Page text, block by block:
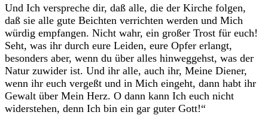
Und Ich verspreche dir, daß alle, die der Kirche folgen,
daß sie alle gute Beichten verrichten werden und Mich
würdig empfangen. Nicht wahr, ein großer Trost für euch!
Seht, was ihr durch eure Leiden, eure Opfer erlangt,
besonders aber, wenn du über alles hinweggehst, was der
Natur zuwider ist. Und ihr alle, auch ihr, Meine Diener,
wenn ihr euch vergeßt und in Mich eingeht, dann habt ihr
Gewalt über Mein Herz. O dann kann Ich euch nicht
widerstehen, denn Ich bin ein gar guter Gott!“